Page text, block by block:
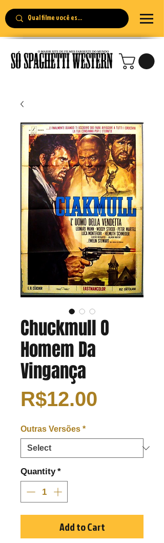
Chuckmull O
Homem Da
Vingança
R$12.00
Outras Versões *
Quantity *
Add to Cart